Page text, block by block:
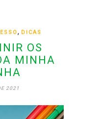
, DICAS
OS
MINHA
2021